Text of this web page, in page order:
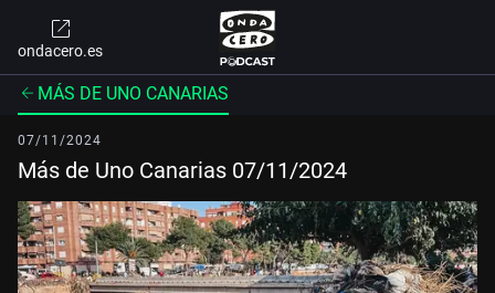
ondacero.es
MÁS DE UNO CANARIAS
07/11/2024
Más de Uno Canarias 07/11/2024